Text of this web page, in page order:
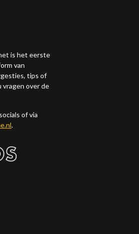
is het eerste
van
tips of
vragen over de
of via
.